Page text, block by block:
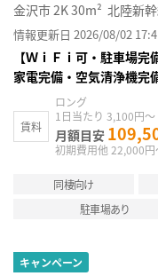
金沢市2K30m² 北陸新
情報更新日 2026/08/02
【ＷｉＦｉ可・駐車場
家電完備・空気清浄機完
賃料
ロング
1日当たり 3,100円～
月額目安
初期費用他 22,000円
同棲向け
駐車場あり
キャンペーン